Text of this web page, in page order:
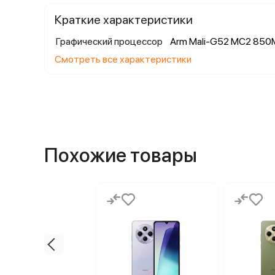
Краткие характеристики
Графический процессор
Arm Mali-G52 MC2
Смотреть все характеристики
Похожие товары